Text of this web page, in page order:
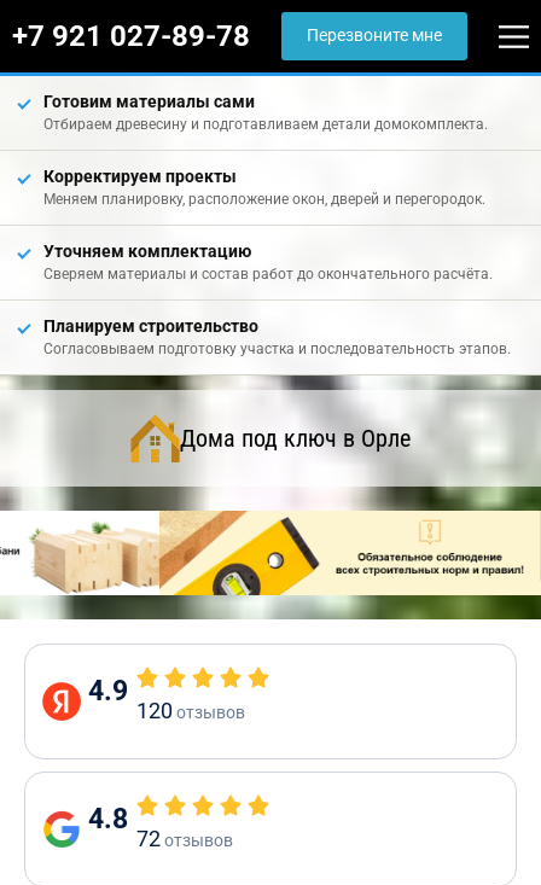
+7 921 027-89-78 Перезвоните мне
Готовим материалы сами
Отбираем древесину и подготавливаем детали домокомплекта.
Корректируем проекты
Меняем планировку, расположение окон, дверей и перегородок.
Уточняем комплектацию
Сверяем материалы и состав работ до окончательного расчёта.
Планируем строительство
Согласовываем подготовку участка и последовательность этапов.
Дома под ключ в Орле
4.9
120отзывов
4.8
72отзывов